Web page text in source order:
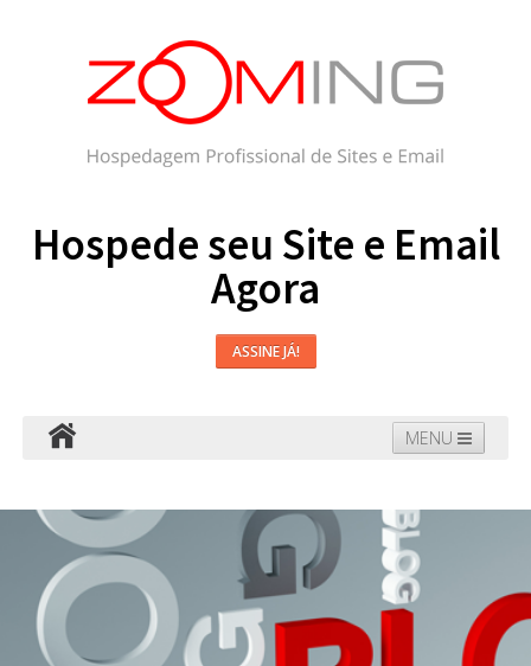
Hospede seu Site e Email
Agora
ASSINE JÁ!
MENU
Domínios Blog Suporte